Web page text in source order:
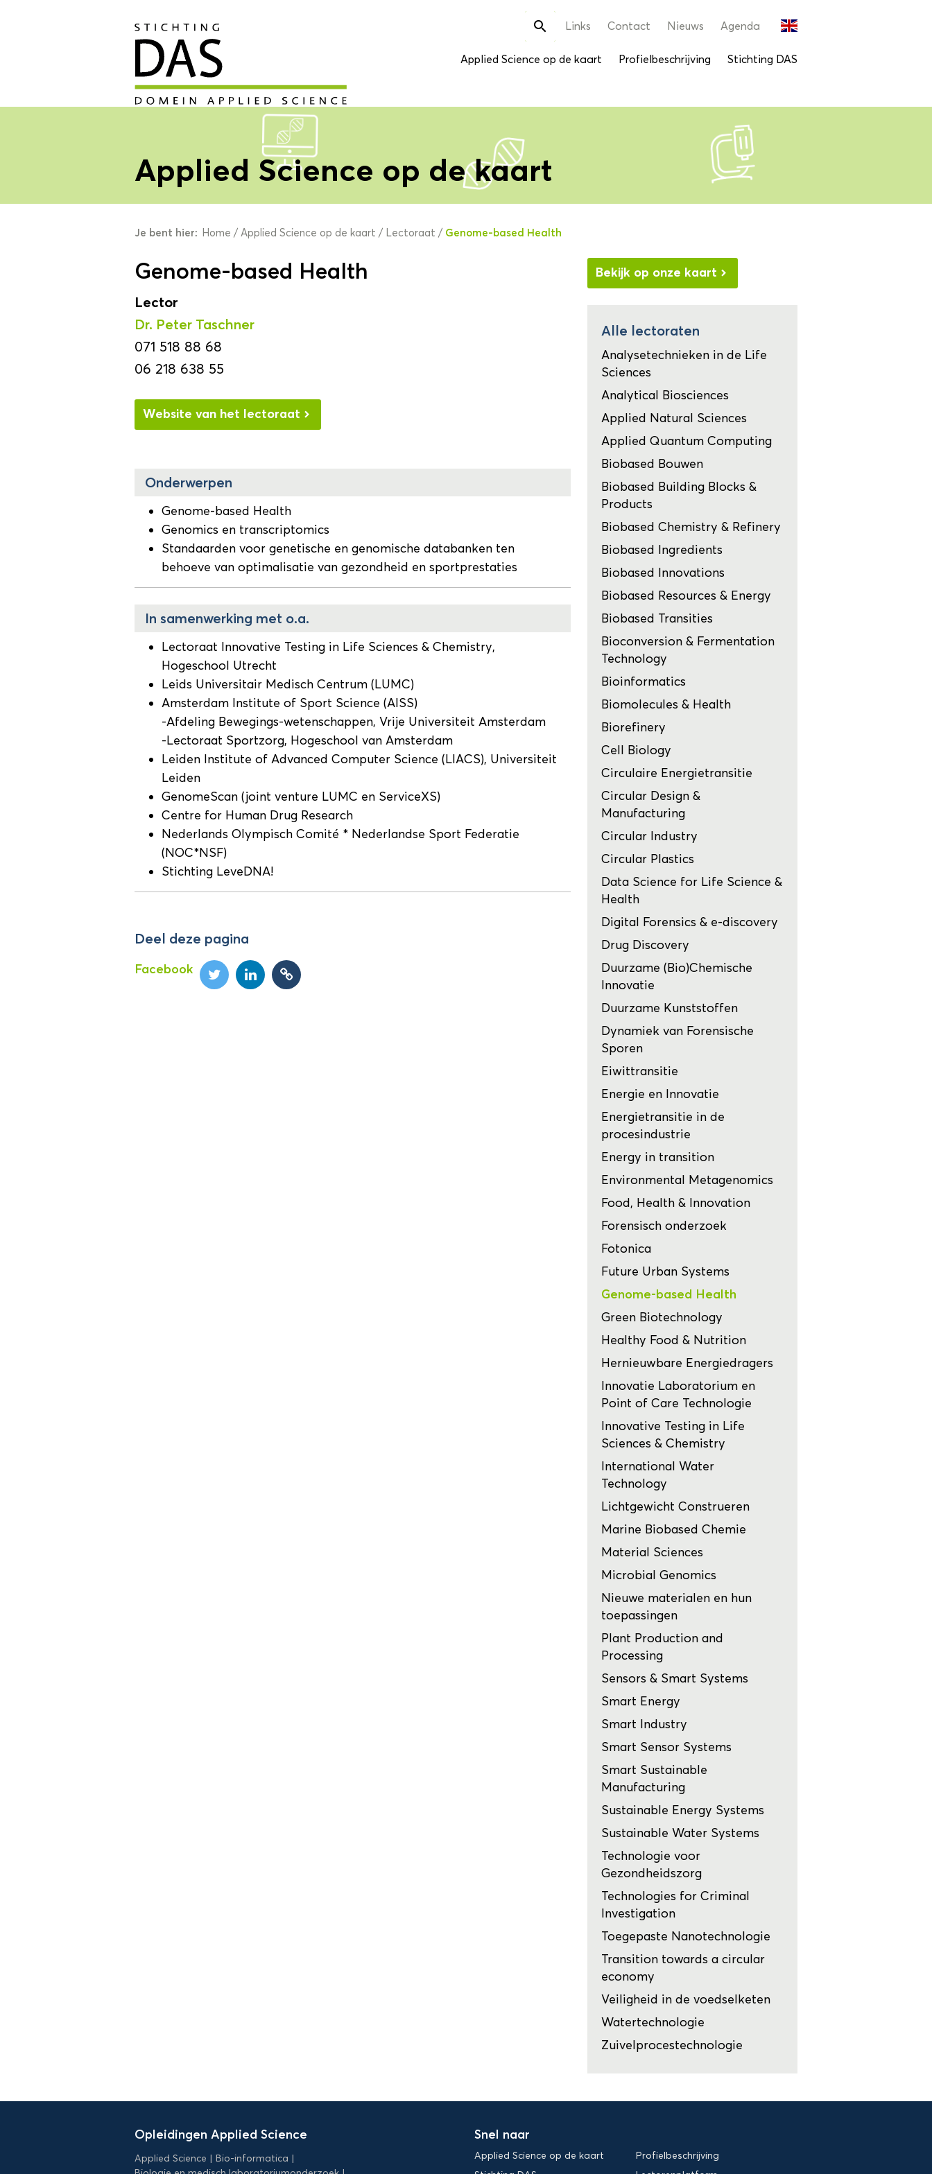
Zoek
naar:
 Links Contact Nieuws Agenda
Applied Science op de kaart Profielbeschrijving Stichting DAS
Applied Science op de kaart
Je bent hier: Home / Applied Science op de kaart / Lectoraat / Genome-based Health
Genome-based Health
Lector
Dr. Peter Taschner
071 518 88 68
06 218 638 55
Website van het lectoraat
Onderwerpen
Genome-based Health
Genomics en transcriptomics
Standaarden voor genetische en genomische databanken ten
behoeve van optimalisatie van gezondheid en sportprestaties
In samenwerking met o.a.
Lectoraat Innovative Testing in Life Sciences & Chemistry,
Hogeschool Utrecht
Leids Universitair Medisch Centrum (LUMC)
Amsterdam Institute of Sport Science (AISS)
-Afdeling Bewegings-wetenschappen, Vrije Universiteit Amsterdam
-Lectoraat Sportzorg, Hogeschool van Amsterdam
Leiden Institute of Advanced Computer Science (LIACS), Universiteit
Leiden
GenomeScan (joint venture LUMC en ServiceXS)
Centre for Human Drug Research
Nederlands Olympisch Comité * Nederlandse Sport Federatie
(NOC*NSF)
Stichting LeveDNA!
Deel deze pagina
Facebook
Bekijk op onze kaart
Alle lectoraten
Analysetechnieken in de Life
Sciences
Analytical Biosciences
Applied Natural Sciences
Applied Quantum Computing
Biobased Bouwen
Biobased Building Blocks &
Products
Biobased Chemistry & Refinery
Biobased Ingredients
Biobased Innovations
Biobased Resources & Energy
Biobased Transities
Bioconversion & Fermentation
Technology
Bioinformatics
Biomolecules & Health
Biorefinery
Cell Biology
Circulaire Energietransitie
Circular Design &
Manufacturing
Circular Industry
Circular Plastics
Data Science for Life Science &
Health
Digital Forensics & e-discovery
Drug Discovery
Duurzame (Bio)Chemische
Innovatie
Duurzame Kunststoffen
Dynamiek van Forensische
Sporen
Eiwittransitie
Energie en Innovatie
Energietransitie in de
procesindustrie
Energy in transition
Environmental Metagenomics
Food, Health & Innovation
Forensisch onderzoek
Fotonica
Future Urban Systems
Genome-based Health
Green Biotechnology
Healthy Food & Nutrition
Hernieuwbare Energiedragers
Innovatie Laboratorium en
Point of Care Technologie
Innovative Testing in Life
Sciences & Chemistry
International Water
Technology
Lichtgewicht Construeren
Marine Biobased Chemie
Material Sciences
Microbial Genomics
Nieuwe materialen en hun
toepassingen
Plant Production and
Processing
Sensors & Smart Systems
Smart Energy
Smart Industry
Smart Sensor Systems
Smart Sustainable
Manufacturing
Sustainable Energy Systems
Sustainable Water Systems
Technologie voor
Gezondheidszorg
Technologies for Criminal
Investigation
Toegepaste Nanotechnologie
Transition towards a circular
economy
Veiligheid in de voedselketen
Watertechnologie
Zuivelprocestechnologie
Opleidingen Applied Science
Applied Science
Bio-informatica
Snel naar
Applied Science op de kaart
Profielbeschrijving